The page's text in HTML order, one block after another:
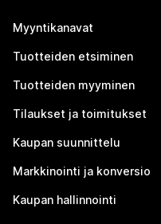
Myyntikanavat
Tuotteiden etsiminen
Tuotteiden myyminen
Tilaukset ja toimitukset
Kaupan suunnittelu
Markkinointi ja konversio
Kaupan hallinnointi